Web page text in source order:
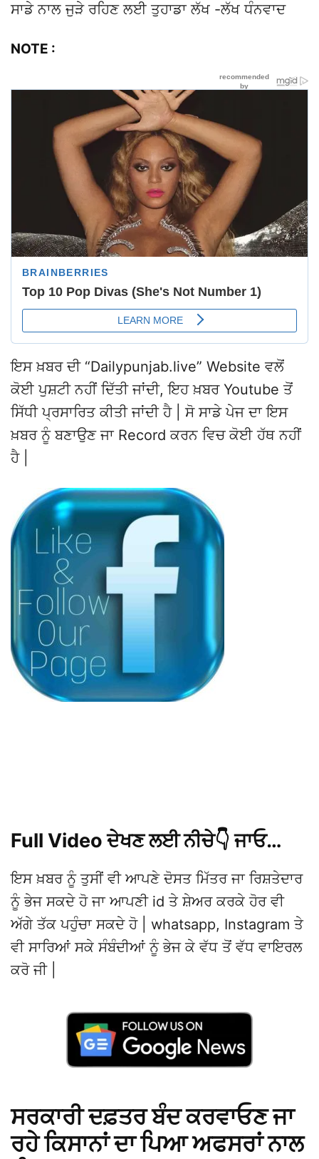
ਸਾਡੇ ਨਾਲ ਜੁੜੇ ਰਹਿਣ ਲਈ ਤੁਹਾਡਾ ਲੱਖ -ਲੱਖ ਧੰਨਵਾਦ
NOTE :
ਇਸ ਖ਼ਬਰ ਦੀ “Dailypunjab.live” Website ਵਲੋਂ
ਕੋਈ ਪੁਸ਼ਟੀ ਨਹੀਂ ਦਿੱਤੀ ਜਾਂਦੀ, ਇਹ ਖ਼ਬਰ Youtube ਤੋਂ
ਸਿੱਧੀ ਪ੍ਰਸਾਰਿਤ ਕੀਤੀ ਜਾਂਦੀ ਹੈ | ਸੋ ਸਾਡੇ ਪੇਜ ਦਾ ਇਸ
ਖ਼ਬਰ ਨੂੰ ਬਣਾਉਣ ਜਾ Record ਕਰਨ ਵਿਚ ਕੋਈ ਹੱਥ ਨਹੀਂ
ਹੈ |
Full Video ਦੇਖਣ ਲਈ ਨੀਚੇ👇 ਜਾਓ…
ਇਸ ਖ਼ਬਰ ਨੂੰ ਤੁਸੀਂ ਵੀ ਆਪਣੇ ਦੋਸਤ ਮਿੱਤਰ ਜਾ ਰਿਸ਼ਤੇਦਾਰ
ਨੂੰ ਭੇਜ ਸਕਦੇ ਹੋ ਜਾ ਆਪਣੀ id ਤੇ ਸ਼ੇਅਰ ਕਰਕੇ ਹੋਰ ਵੀ
ਅੱਗੇ ਤੱਕ ਪਹੁੰਚਾ ਸਕਦੇ ਹੋ | whatsapp, Instagram ਤੇ
ਵੀ ਸਾਰਿਆਂ ਸਕੇ ਸੰਬੰਦੀਆਂ ਨੂੰ ਭੇਜ ਕੇ ਵੱਧ ਤੋਂ ਵੱਧ ਵਾਇਰਲ
ਕਰੋ ਜੀ |
ਸਰਕਾਰੀ ਦਫ਼ਤਰ ਬੰਦ ਕਰਵਾਓਣ ਜਾ
ਰਹੇ ਕਿਸਾਨਾਂ ਦਾ ਪਿਆ ਅਫਸਰਾਂ ਨਾਲ